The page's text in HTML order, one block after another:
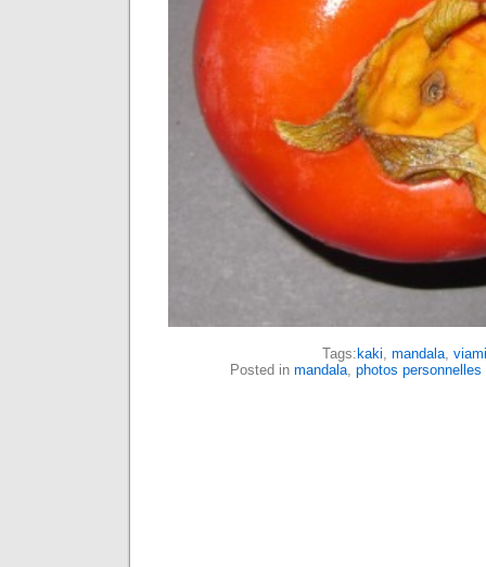
Tags: kaki, mandala,
Posted in mandala, photos personnelles